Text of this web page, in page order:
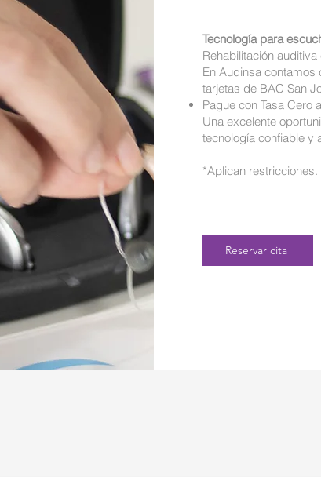
Tecnología para
Rehabilitación
En Audinsa
tarjetas de BAC San
Pague con Tasa Cero
Una excelente
tecnología confiable y
*Aplican
Reservar cita